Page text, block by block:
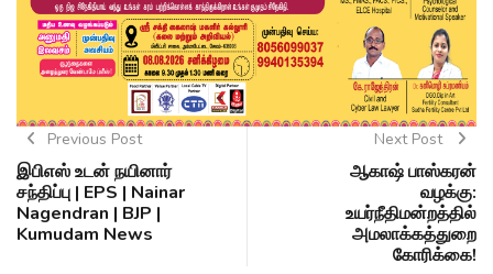
Previous Post
இபிஎஸ் உடன் நயினார்
சந்திப்பு | EPS | Nainar
Nagendran | BJP |
Kumudam News
Next Post
ஆகாஷ் பாஸ்கரன்
வழக்கு:
உயர்நீதிமன்றத்தில்
அமலாக்கத்துறை
கோரிக்கை!